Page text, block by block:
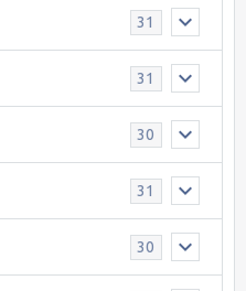
31
31
30
31
30